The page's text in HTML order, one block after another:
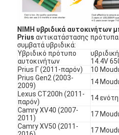
Σπίτι
Προϊόντα
Περίπου εμείς
Γύρος εργοστασίων
Ποιοτικός έλεγχος
NIMH υβριδικά αυτοκινήτων
Prius αντικατάστασης
συμβατά υβριδικά:
Υβριδικό πρότυπο
αυτοκινήτων
14.4V
Prius Γ (2011-παρόν)
10
Prius Gen2 (2003-
2009)
14
Lexus CT200h (2011-
παρόν)
14
Camry XV40 (2007-
2011)
17
Camry XV50 (2011-
17